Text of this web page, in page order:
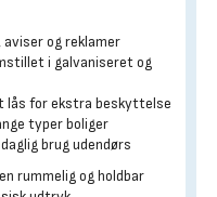
og reklamer
i galvaniseret og
lås for ekstra beskyttelse
typer boliger
brug udendørs
rummelig og holdbar